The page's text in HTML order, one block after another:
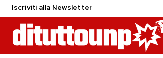
Iscriviti alla Newsletter